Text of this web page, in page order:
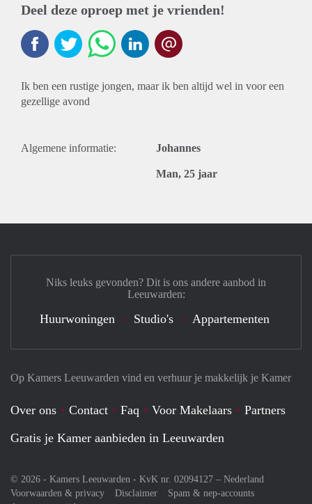
Deel deze oproep met je vrienden!
Ik ben een rustige jongen, maar ik ben altijd wel in voor een
gezellige avond
Algemene informatie: Johannes
Man, 25 jaar
Op Kamers Leeuwarden vind en verhuur je makkelijk je Kamer
Over ons Contact Faq Voor Makelaars
Partners
Gratis je Kamer aanbieden in Leeuwarden
© 2026 - Kamers Leeuwarden - KvK nr. 02094127 – Nederland
Voorwaarden & privacy
Disclaimer
Spam & nep-accounts
Niks leuks gevonden? Dit is ons andere aanbod in
Leeuwarden:
Huurwoningen Studio's Appartementen